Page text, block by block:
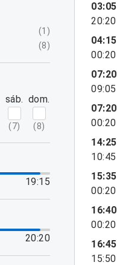
(1 )
(8)
sáb.
(7)
dom.
(8)
19:15
20:20
03:05
20:20
04:15
00:20
07:20
09:05
07:20
00:20
14:25
10:45
15:35
00:20
16:40
00:20
16:45
15:50